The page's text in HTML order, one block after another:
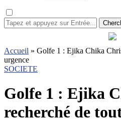
Accueil » Golfe 1 : Ejika Chika
urgence
SOCIETE
Golfe 1 : Ejika
recherché de